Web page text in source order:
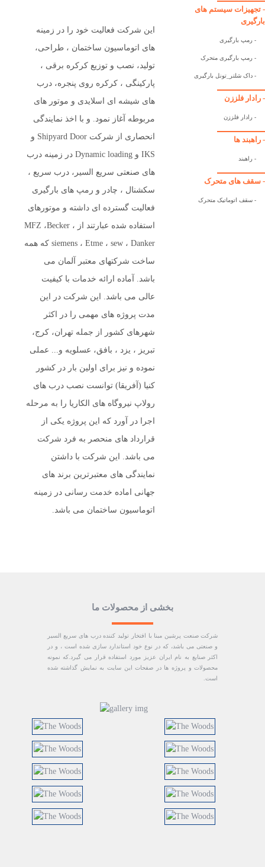
- تجهیزات سیستم های
بارگیری
- رمپ بارگیری
- رمپ بارگیری متحرک
- داک شلتر_تونل بارگیری
- رادار فلززن
- رادار فلززن
- راهبند ها
- راهبند
- سقف های متحرک
- سقف اتوماتیک متحرک
این شرکت فعالیت خود را در زمینه
های اتوماسیون ساختمان ، طراحی،
تولید، نصب و توزیع کرکره برقی ،
پارکینگی ، کرکره روی پنجره، درب
های شیشه ای اسلایدی و موتور های
مربوطه آغاز نمود. و با اخذ نمایندگی
انحصاری از شرکت Shipyard Door و
IKS و Dynamic loading در زمینه درب
های صنعتی سریع السیر، درب سریع ،
سکشنال ، چادر و رمپ های بارگیری
فعالیت گسترده ای داشته و موتورهای
استفاده شده عبارتند از MFZ ،Becker ،
siemens ، Etme ، sew ، Danker که همه
ساخت شرکتهای معتبر آلمان می
باشد. آماده ارائه خدمات با کیفیت
عالی می باشد. این شرکت در این
مدت پروژه های مهمی را در اکثر
شهرهای کشور از جمله تهران، کرج،
تبریز ، یزد ، بافق، عسلویه و... عملی
نموده و نیز برای اولین بار در کشور
کنیا (آفریقا) توانست نصب درب های
رولاپ نیروگاه های الکاریا را به مرحله
اجرا در آورد که این پروژه یکی از
قرارداد های منحصر به فرد شرکت
می باشد. این شرکت با داشتن
نمایندگی های معتبرترین برند های
جهانی اماده خدمت رسانی در زمینه
اتوماسیون ساختمان می باشد.
بخشی از محصولات ما
شرکت صنعت پرشین مبنا با افتخار تولید کننده درب های سریع السیر
و صنعتی می باشد، که در نوع خود استاندارد سازی شده است ، و در
اکثر صنایع به نام ایران عزیز مورد استفاده قرار می گیرد.که نمونه
محصولات و پروژه ها در صفحات این سایت به نمایش گذاشته شده
است.